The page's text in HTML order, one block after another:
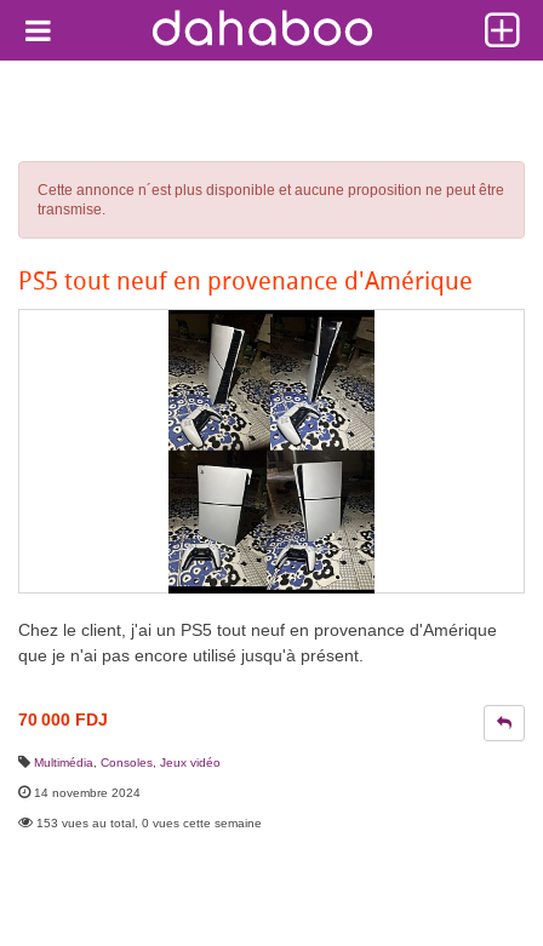
Cette annonce n´est plus disponible et aucune proposition ne peut être
transmise.
PS5 tout neuf en provenance d'Amérique
Chez le client, j'ai un PS5 tout neuf en provenance d'Amérique
que je n'ai pas encore utilisé jusqu'à présent.
70 000 FDJ
Multimédia Consoles, Jeux vidéo
14 novembre 2024
153 vues au total, 0 vues cette semaine